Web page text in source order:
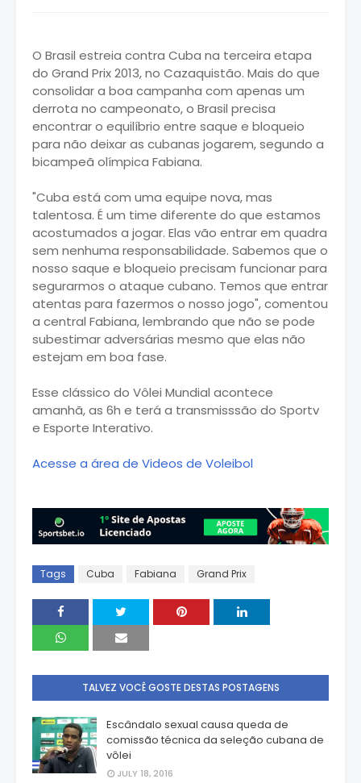
O Brasil estreia contra Cuba na terceira etapa
do Grand Prix 2013, no Cazaquistão. Mais do que
consolidar a boa campanha com apenas um
derrota no campeonato, o Brasil precisa
encontrar o equilíbrio entre saque e bloqueio
para não deixar as cubanas jogarem, segundo a
bicampeã olímpica Fabiana.
"Cuba está com uma equipe nova, mas
talentosa. É um time diferente do que estamos
acostumados a jogar. Elas vão entrar em quadra
sem nenhuma responsabilidade. Sabemos que o
nosso saque e bloqueio precisam funcionar para
segurarmos o ataque cubano. Temos que entrar
atentas para fazermos o nosso jogo", comentou
a central Fabiana, lembrando que não se pode
subestimar adversárias mesmo que elas não
estejam em boa fase.
Esse clássico do Vôlei Mundial acontece
amanhã, as 6h e terá a transmisssão do Sportv
e Esporte Interativo.
Acesse a área de Videos de Voleibol
Tags Cuba Fabiana Grand Prix
TALVEZ VOCÊ GOSTE DESTAS POSTAGENS
Escândalo sexual causa queda de
comissão técnica da seleção cubana de
vôlei
JULY 18, 2016